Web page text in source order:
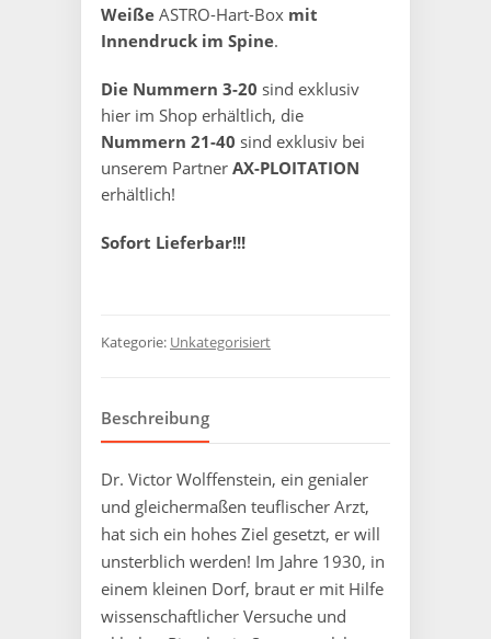
Weiße ASTRO-Hart-Box mit
Innendruck im Spine.
Die Nummern 3-20 sind exklusiv
hier im Shop erhältlich, die
Nummern 21-40 sind exklusiv bei
unserem Partner AX-PLOITATION
erhältlich!
Sofort Lieferbar!!!
Kategorie: Unkategorisiert
Beschreibung
Dr. Victor Wolffenstein, ein genialer
und gleichermaßen teuflischer Arzt,
hat sich ein hohes Ziel gesetzt, er will
unsterblich werden! Im Jahre 1930, in
einem kleinen Dorf, braut er mit Hilfe
wissenschaftlicher Versuche und